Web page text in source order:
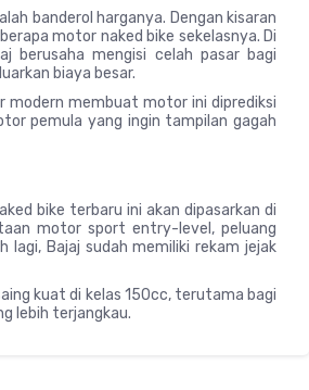
banderol harganya. Dengan kisaran
motor naked bike sekelasnya. Di
berusaha mengisi celah pasar bagi
biaya besar.
modern membuat motor ini diprediksi
pemula yang ingin tampilan gagah
bike terbaru ini akan dipasarkan di
motor sport entry-level, peluang
lagi, Bajaj sudah memiliki rekam jejak
kuat di kelas 150cc, terutama bagi
lebih terjangkau.